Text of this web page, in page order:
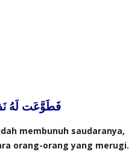
فَطَوَّعَت لَهُ
membunuh saudaranya,
orang-orang yang merugi.